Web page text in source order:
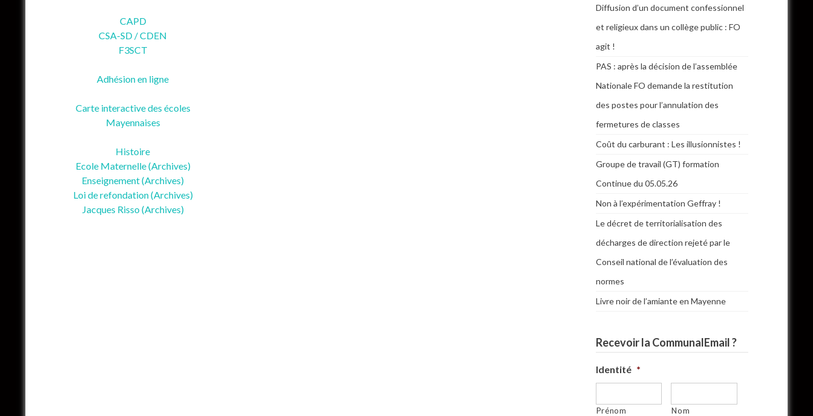
CAPD
CSA-SD / CDEN
F3SCT
Adhésion en ligne
Carte interactive des écoles
Mayennaises
Histoire
Ecole Maternelle (Archives)
Enseignement (Archives)
Loi de refondation (Archives)
Jacques Risso (Archives)
Diffusion d’un document confessionnel
et religieux dans un collège public : FO
agit !
PAS : après la décision de l’assemblée
Nationale FO demande la restitution
des postes pour l’annulation des
fermetures de classes
Coût du carburant : Les illusionnistes !
Groupe de travail (GT) formation
Continue du 05.05.26
Non à l’expérimentation Geffray !
Le décret de territorialisation des
décharges de direction rejeté par le
Conseil national de l’évaluation des
normes
Livre noir de l’amiante en Mayenne
Recevoir la CommunalEmail ?
Identité *
Prénom Nom